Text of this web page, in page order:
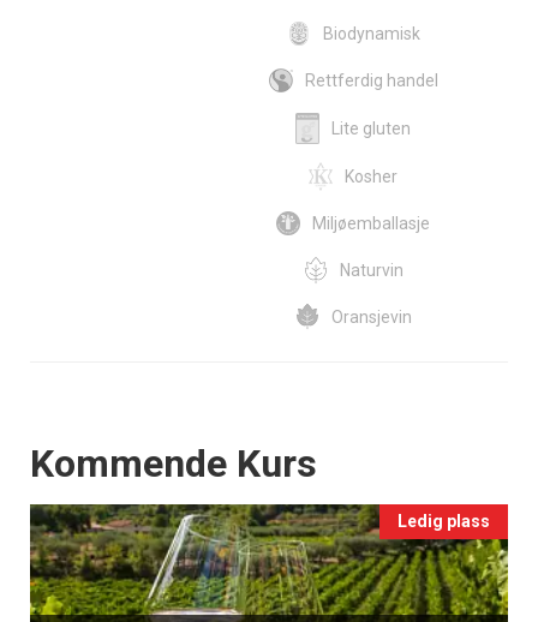
Biodynamisk
Rettferdig handel
Lite gluten
Kosher
Miljøemballasje
Naturvin
Oransjevin
Events
Kommende Kurs
Ledig plass